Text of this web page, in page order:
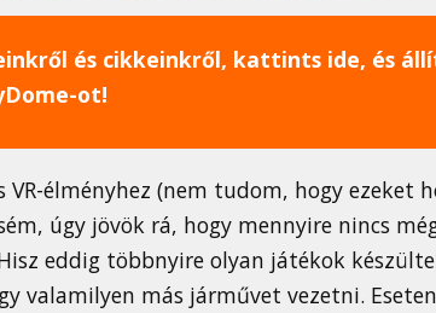
és cikkeinkről, kattints ide, és
ot!
VR-élményhez (nem tudom, hogy ezeket
úgy jövök rá, hogy mennyire nincs
eddig többnyire olyan játékok
valamilyen más járművet vezetni.